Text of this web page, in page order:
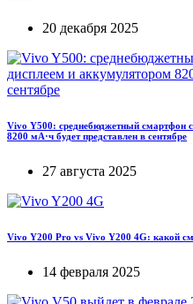
20 декабря 2025
Vivo Y500: среднебюджетный смартфон
8200 мА·ч будет представлен в сентябре
27 августа 2025
Vivo Y200 Pro vs Vivo Y200 4G: какой
14 февраля 2025